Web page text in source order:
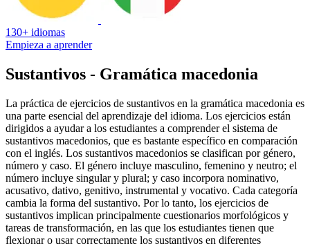
130+ idiomas
Empieza a aprender
Sustantivos - Gramática macedonia
La práctica de ejercicios de sustantivos en la gramática macedonia es
una parte esencial del aprendizaje del idioma. Los ejercicios están
dirigidos a ayudar a los estudiantes a comprender el sistema de
sustantivos macedonios, que es bastante específico en comparación
con el inglés. Los sustantivos macedonios se clasifican por género,
número y caso. El género incluye masculino, femenino y neutro; el
número incluye singular y plural; y caso incorpora nominativo,
acusativo, dativo, genitivo, instrumental y vocativo. Cada categoría
cambia la forma del sustantivo. Por lo tanto, los ejercicios de
sustantivos implican principalmente cuestionarios morfológicos y
tareas de transformación, en las que los estudiantes tienen que
flexionar o usar correctamente los sustantivos en diferentes